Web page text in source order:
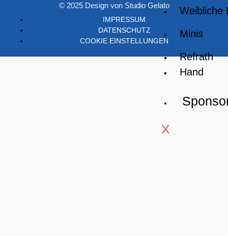
Weibliche
Minis
Refrath
Hand
X
© 2025 Design von Studio Gelato
IMPRESSUM
DATENSCHUTZ
COOKIE EINSTELLUNGEN